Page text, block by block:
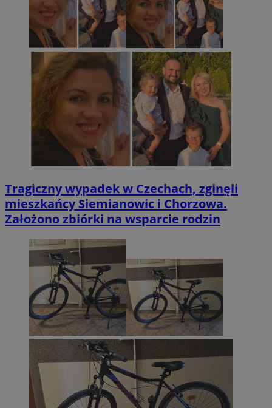
Tragiczny wypadek w Czechach, zginęli
mieszkańcy Siemianowic i Chorzowa.
Założono zbiórki na wsparcie rodzin